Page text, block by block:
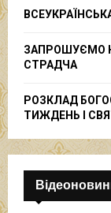
ЗАПРОШУЄМО
СТРАДЧА
РОЗКЛАД
ТИЖДЕНЬ І